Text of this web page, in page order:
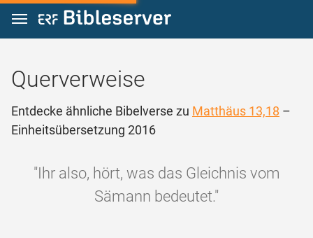
Zum Inhalt springen
Querverweise
Entdecke ähnliche Bibelverse zu Matthäus 13,18 –
Einheitsübersetzung 2016
"Ihr also, hört, was das Gleichnis vom
Sämann bedeutet."